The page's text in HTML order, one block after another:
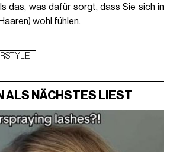
das, was dafür sorgt, dass Sie sich in
wohl fühlen.
ALS NÄCHSTES LIEST